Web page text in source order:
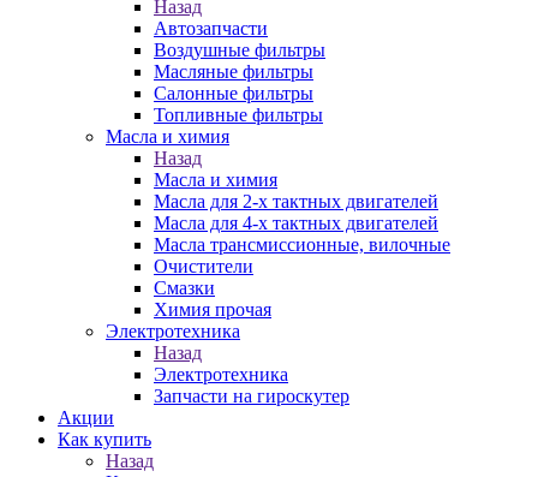
Назад
Автозапчасти
Воздушные фильтры
Масляные фильтры
Салонные фильтры
Топливные фильтры
Масла и химия
Назад
Масла и химия
Масла для 2-х тактных двигателей
Масла для 4-х тактных двигателей
Масла трансмиссионные, вилочные
Очистители
Смазки
Химия прочая
Электротехника
Назад
Электротехника
Запчасти на гироскутер
Акции
Как купить
Назад